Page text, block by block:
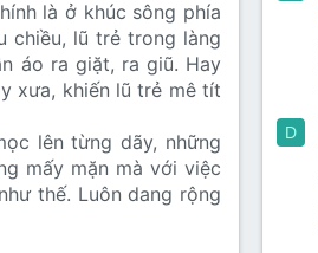
là ở khúc sông phía
chiều, lũ trẻ trong làng
áo ra giặt, ra giũ. Hay
xưa, khiến lũ trẻ mê tít
lên từng dãy, những
mấy mặn mà với việc
thế. Luôn dang rộng
D